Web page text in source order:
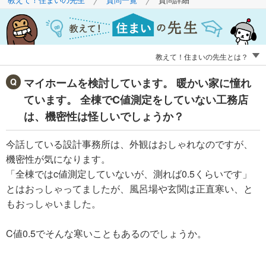
教えて！住まいの先生とは？
マイホームを検討しています。 暖かい家に憧れ
ています。 全棟でC値測定をしていない工務店
は、機密性は怪しいでしょうか？
今話している設計事務所は、外観はおしゃれなのですが、
機密性が気になります。
「全棟ではc値測定していないが、測れば0.5くらいです」
とはおっしゃってましたが、風呂場や玄関は正直寒い、と
もおっしゃいました。
C値0.5でそんな寒いこともあるのでしょうか。